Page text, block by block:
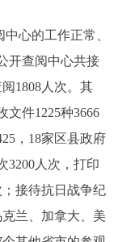
心的工作正常、
开查阅中心共接
1808人次。其
文件1225种3666
，18家区县政府
3200人次，打印
；接待抗日战争纪
兰、加拿大、美